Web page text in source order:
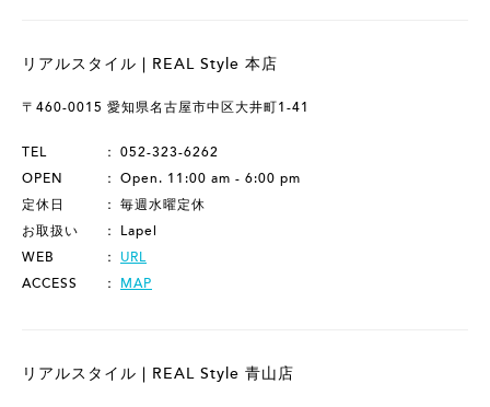
リアルスタイル | REAL Style 本店
〒460-0015 愛知県名古屋市中区大井町1-41
TEL
052-323-6262
OPEN
Open. 11:00 am - 6:00 pm
定休日
毎週水曜定休
お取扱い
Lapel
WEB
URL
ACCESS
MAP
リアルスタイル | REAL Style 青山店